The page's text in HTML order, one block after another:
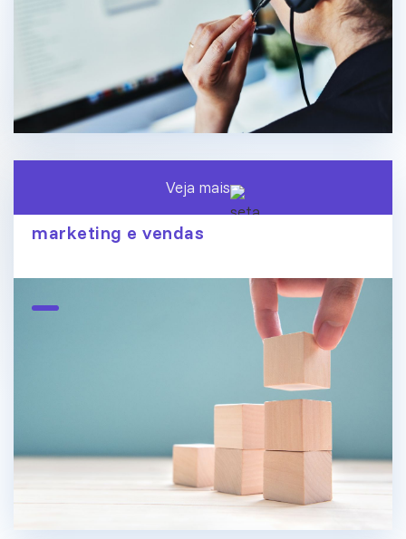
O fim dos silos de dados: conecte
marketing e vendas
Veja mais